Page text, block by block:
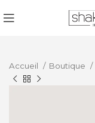
Accueil Boutique